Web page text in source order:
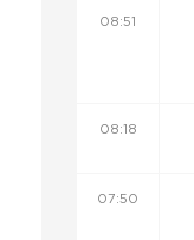
08:51
08:18
07:50